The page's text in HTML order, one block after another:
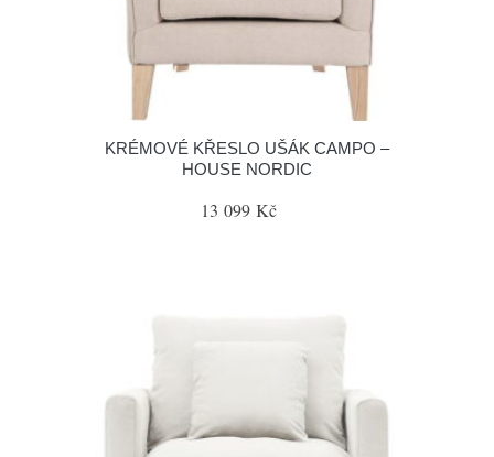
KRÉMOVÉ KŘESLO UŠÁK CAMPO –
HOUSE NORDIC
13 099 Kč